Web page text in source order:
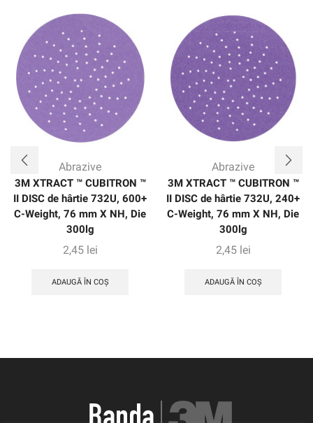
Abrazive
3M XTRACT ™ CUBITRON ™
II DISC de hârtie 732U, 600+
C-Weight, 76 mm X NH, Die
300lg
2,45 lei
ADAUGĂ ÎN COȘ
Abrazive
3M XTRACT ™ CUBITRON ™
II DISC de hârtie 732U, 240+
C-Weight, 76 mm X NH, Die
300lg
2,45 lei
ADAUGĂ ÎN COȘ